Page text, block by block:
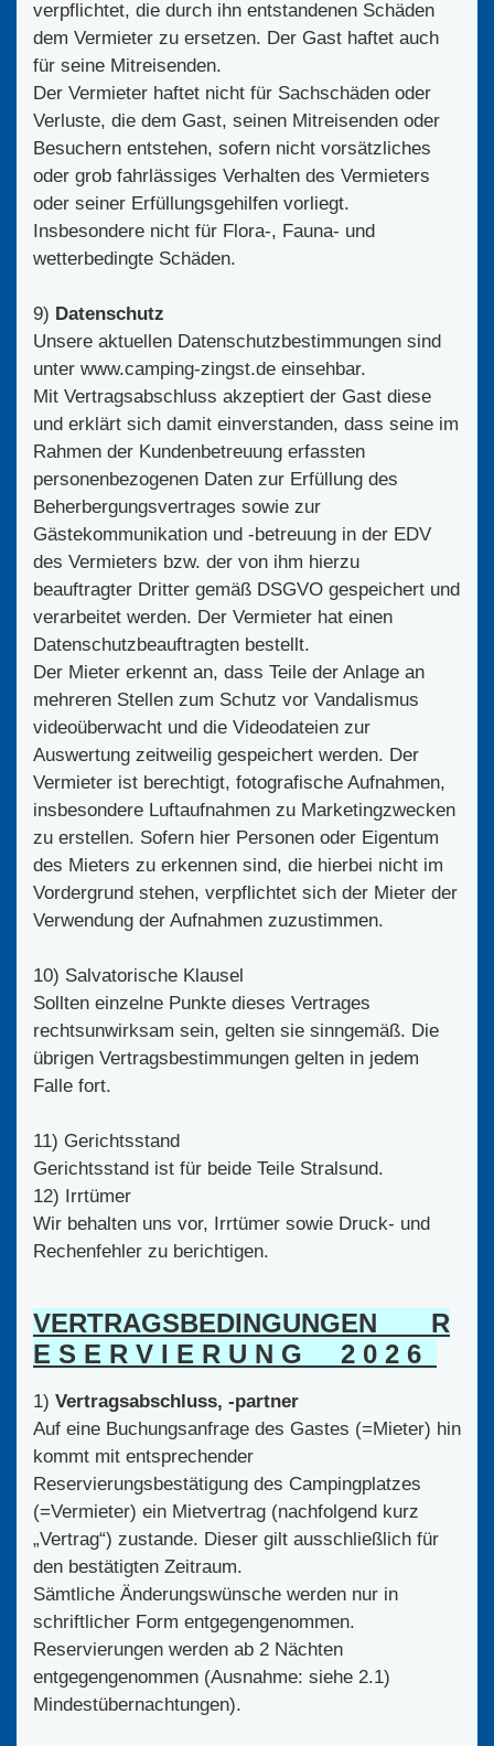
verpflichtet, die durch ihn entstandenen Schäden
dem Vermieter zu ersetzen. Der Gast haftet auch
für seine Mitreisenden.
Der Vermieter haftet nicht für Sachschäden oder
Verluste, die dem Gast, seinen Mitreisenden oder
Besuchern entstehen, sofern nicht vorsätzliches
oder grob fahrlässiges Verhalten des Vermieters
oder seiner Erfüllungsgehilfen vorliegt.
Insbesondere nicht für Flora-, Fauna- und
wetterbedingte Schäden.
9) Datenschutz
Unsere aktuellen Datenschutzbestimmungen sind
unter www.camping-zingst.de einsehbar.
Mit Vertragsabschluss akzeptiert der Gast diese
und erklärt sich damit einverstanden, dass seine im
Rahmen der Kundenbetreuung erfassten
personenbezogenen Daten zur Erfüllung des
Beherbergungsvertrages sowie zur
Gästekommunikation und -betreuung in der EDV
des Vermieters bzw. der von ihm hierzu
beauftragter Dritter gemäß DSGVO gespeichert und
verarbeitet werden. Der Vermieter hat einen
Datenschutzbeauftragten bestellt.
Der Mieter erkennt an, dass Teile der Anlage an
mehreren Stellen zum Schutz vor Vandalismus
videoüberwacht und die Videodateien zur
Auswertung zeitweilig gespeichert werden. Der
Vermieter ist berechtigt, fotografische Aufnahmen,
insbesondere Luftaufnahmen zu Marketingzwecken
zu erstellen. Sofern hier Personen oder Eigentum
des Mieters zu erkennen sind, die hierbei nicht im
Vordergrund stehen, verpflichtet sich der Mieter der
Verwendung der Aufnahmen zuzustimmen.
10) Salvatorische Klausel
Sollten einzelne Punkte dieses Vertrages
rechtsunwirksam sein, gelten sie sinngemäß. Die
übrigen Vertragsbestimmungen gelten in jedem
Falle fort.
11) Gerichtsstand
Gerichtsstand ist für beide Teile Stralsund.
12) Irrtümer
Wir behalten uns vor, Irrtümer sowie Druck- und
Rechenfehler zu berichtigen.
VERTRAGSBEDINGUNGEN R
E S E R V I E R U N G 2 0 2 6
1) Vertragsabschluss, -partner
Auf eine Buchungsanfrage des Gastes (=Mieter) hin
kommt mit entsprechender
Reservierungsbestätigung des Campingplatzes
(=Vermieter) ein Mietvertrag (nachfolgend kurz
„Vertrag“) zustande. Dieser gilt ausschließlich für
den bestätigten Zeitraum.
Sämtliche Änderungswünsche werden nur in
schriftlicher Form entgegengenommen.
Reservierungen werden ab 2 Nächten
entgegengenommen (Ausnahme: siehe 2.1)
Mindestübernachtungen).